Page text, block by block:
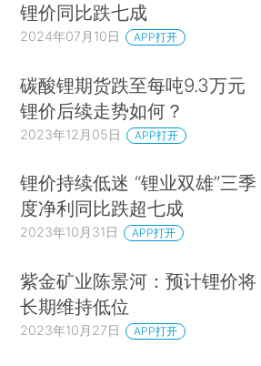
锂价同比跌七成
2024年07月10日 APP打开
碳酸锂期货跌至每吨9.3万元
锂价后续走势如何？
2023年12月05日 APP打开
锂价持续低迷 “锂业双雄”三季
度净利同比跌超七成
2023年10月31日 APP打开
紫金矿业陈景河：预计锂价将
长期维持低位
2023年10月27日 APP打开